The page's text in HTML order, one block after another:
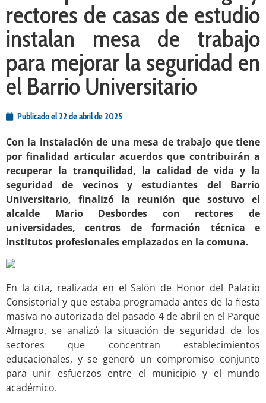
rectores de casas de estudio
instalan mesa de trabajo
para mejorar la seguridad en
el Barrio Universitario
Publicado el22 de abril de 2025
Con la instalación de una mesa de trabajo que tiene
por finalidad articular acuerdos que contribuirán a
recuperar la tranquilidad, la calidad de vida y la
seguridad de vecinos y estudiantes del Barrio
Universitario, finalizó la reunión que sostuvo el
alcalde Mario Desbordes con rectores de
universidades, centros de formación técnica e
institutos profesionales emplazados en la comuna.
En la cita, realizada en el Salón de Honor del Palacio
Consistorial y que estaba programada antes de la fiesta
masiva no autorizada del pasado 4 de abril en el Parque
Almagro, se analizó la situación de seguridad de los
sectores que concentran establecimientos
educacionales, y se generó un compromiso conjunto
para unir esfuerzos entre el municipio y el mundo
académico.